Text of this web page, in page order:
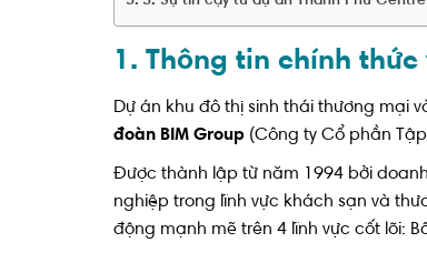
1. Thông tin chính
Dự án khu đô thị sinh thái thương mại
đoàn BIM Group (Công ty Cổ phần
Được thành lập từ năm 1994 bởi
nghiệp trong lĩnh vực khách sạn và
động mạnh mẽ trên 4 lĩnh vực cốt lõi: